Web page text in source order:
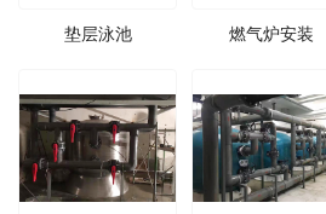
垫层泳池 燃气炉安装